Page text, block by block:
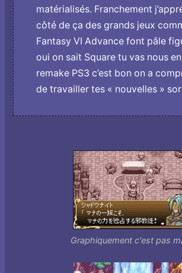
matérialisés. Franchement
côté de ça des grands jeux
Fantasy VI Advance font pâle
oui o­n sait Square tu vas nous
remake PS3 c’est bon o­n a
de travailler tes « nouvelles »
Graphiquement c'est pas